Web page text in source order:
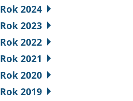
Rok 2024
Rok 2023
Rok 2022
Rok 2021
Rok 2020
Rok 2019